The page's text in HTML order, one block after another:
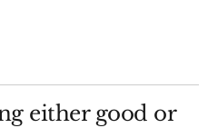
either good or